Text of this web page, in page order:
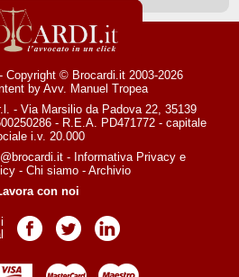
Copyright © Brocardi.it 2003-2026
by Avv. Manuel Tropea
- Via Marsilio da Padova 22, 35139
- R.E.A. PD471772 - capitale
i.v. 20.000
- Informativa Privacye
- Chi siamo - Archivio
con noi
Pagina Facebook
Pagina TwitterPagina LinkedIn